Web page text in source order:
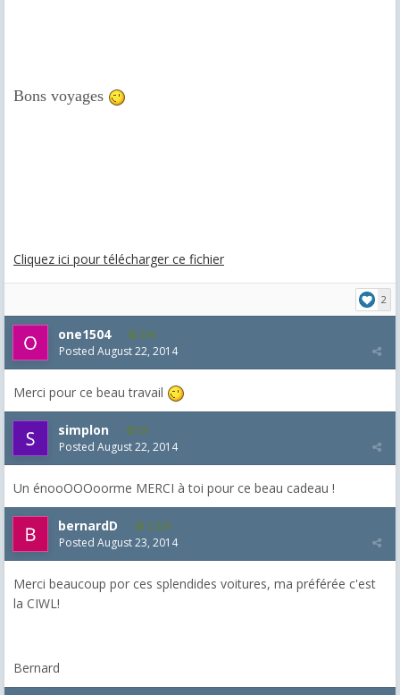
Bons voyages
Cliquez ici pour télécharger ce fichier
2
one1504 236
Posted August 22, 2014
Merci pour ce beau travail
simplon 55
Posted August 22, 2014
Un énooOOOoorme MERCI à toi pour ce beau cadeau !
bernardD 2,229
Posted August 23, 2014
Merci beaucoup por ces splendides voitures, ma préférée c'est
la CIWL!
Bernard